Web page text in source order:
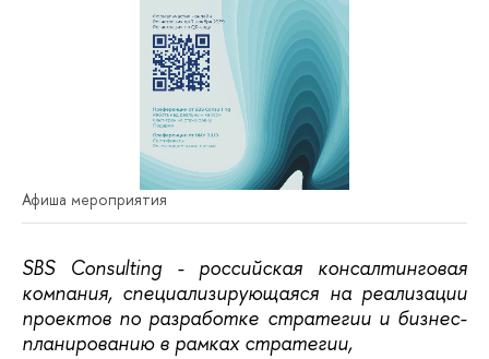
Афиша мероприятия
SBS Consulting - российская консалтинговая
компания, специализирующаяся на реализации
проектов по разработке стратегии и бизнес-
планированию в рамках стратегии,